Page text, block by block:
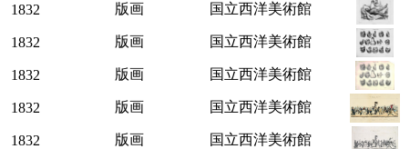
1832 版画 国立西洋美術館
1832 版画 国立西洋美術館
1832 版画 国立西洋美術館
1832 版画 国立西洋美術館
1832 版画 国立西洋美術館